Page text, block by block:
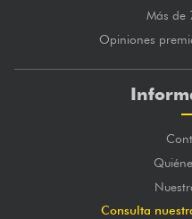
Más de
Opiniones
Consulta